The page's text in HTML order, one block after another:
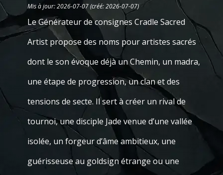
Mis à jour: 2026-07-07 (créé: 2026-07-07)
Le Générateur de consignes Cradle Sacred
Artist propose des noms pour artistes sacrés
dont le son évoque déjà un Chemin, un madra,
une étape de progression, un clan et des
tensions de secte. Il sert à créer un rival de
tournoi, une disciple Jade venue d’une vallée
isolée, un forgeur d’âme ambitieux, une
guérisseuse au goldsign étrange ou une